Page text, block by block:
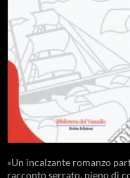
«Un incalzante romanzo
racconto serrato, pieno di